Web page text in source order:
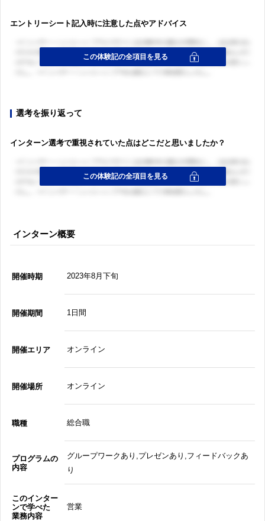
エントリーシート記入時に注意した点やアドバイス
選考を振り返って
インターン選考で重視されていた点はどこだと思いましたか？
インターン概要
開催時期 2023年8月下旬
開催期間 1日間
開催エリア オンライン
開催場所 オンライン
職種 総合職
プログラムの
内容
グループワークあり,プレゼンあり,フィードバックあ
り
このインター
ンで学べた
業務内容
営業